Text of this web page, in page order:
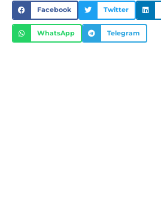
Facebook Twitter
WhatsApp Telegram